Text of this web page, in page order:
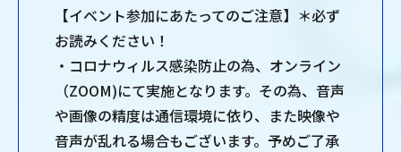
【イベント参加にあたってのご注意】＊必ず
お読みください！
・コロナウィルス感染防止の為、オンライン
（ZOOM)にて実施となります。その為、音声
や画像の精度は通信環境に依り、また映像や
音声が乱れる場合もございます。予めご了承